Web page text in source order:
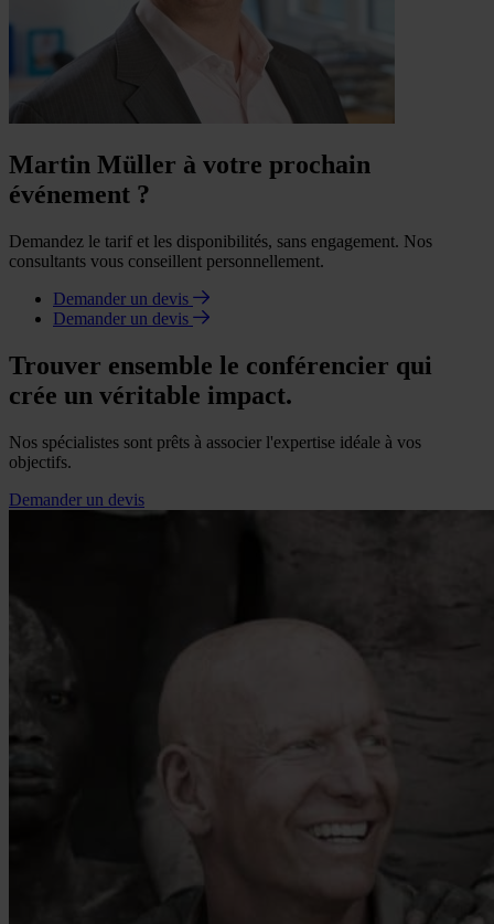
Martin Müller à votre prochain
événement ?
Demandez le tarif et les disponibilités, sans engagement. Nos
consultants vous conseillent personnellement.
Demander un devis
Demander un devis
Trouver ensemble le conférencier qui
crée un véritable impact.
Nos spécialistes sont prêts à associer l'expertise idéale à vos
objectifs.
Demander un devis